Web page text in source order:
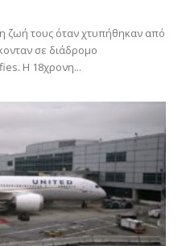
ζωή τους όταν χτυπήθηκαν από
σε διάδρομο
Η 18χρονη...